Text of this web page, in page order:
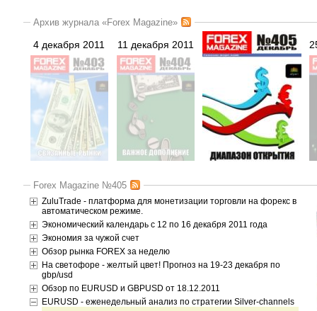
Архив журнала «Forex Magazine»
4 декабря 2011 11 декабря 2011
Forex Magazine №405
ZuluTrade - платформа для монетизации торговли на форекс в
автоматическом режиме.
Экономический календарь с 12 по 16 декабря 2011 года
Экономия за чужой счет
Обзор рынка FOREX за неделю
На светофоре - желтый цвет! Прогноз на 19-23 декабря по
gbp/usd
Обзор по EURUSD и GBPUSD от 18.12.2011
EURUSD - еженедельный анализ по стратегии Silver-channels